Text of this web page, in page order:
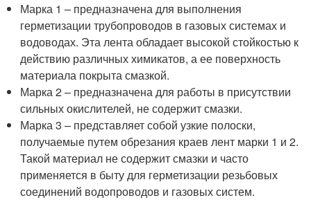
Марка 1 – предназначена для выполнения
герметизации трубопроводов в газовых системах и
водоводах. Эта лента обладает высокой стойкостью к
действию различных химикатов, а ее поверхность
материала покрыта смазкой.
Марка 2 – предназначена для работы в присутствии
сильных окислителей, не содержит смазки.
Марка 3 – представляет собой узкие полоски,
получаемые путем обрезания краев лент марки 1 и 2.
Такой материал не содержит смазки и часто
применяется в быту для герметизации резьбовых
соединений водопроводов и газовых систем.